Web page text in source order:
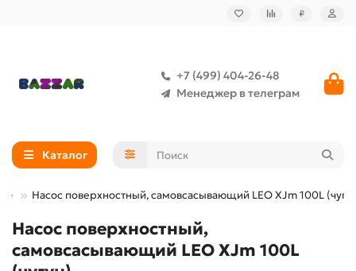
₽
+7 (499) 404-26-48
Менеджер в телеграм
Каталог
Насос поверхностный, самовсасывающий LEO XJm 100L
Насос поверхностный,
самовсасывающий LEO XJm 100L